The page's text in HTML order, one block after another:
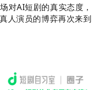
对AI短剧的真实态度，
人演员的博弈再次来到